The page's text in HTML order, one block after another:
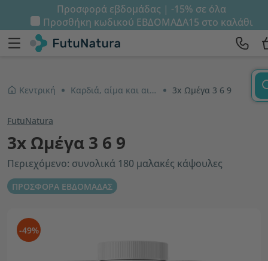
Προσφορά εβδομάδας | -15% σε όλα
Προσθήκη κωδικού ΕΒΔΟΜΑΔΑ15 στο καλάθι
Κεντρική Καρδιά, αίμα και αιμοφόρα αγγεία 3x Ωμέγα 3 6 9
FutuNatura
3x Ωμέγα 3 6 9
Περιεχόμενο: συνολικά 180 μαλακές κάψουλες
ΠΡΟΣΦΟΡΑ ΕΒΔΟΜΑΔΑΣ
-49%